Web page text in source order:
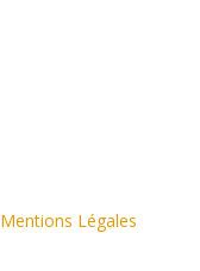
Mentions Légales